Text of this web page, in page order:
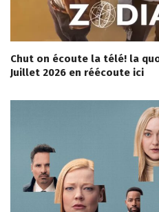
Chut on écoute la télé! la
Juillet 2026 en réécoute ici